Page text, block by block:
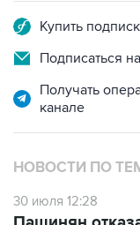
Подписаться
Получать
НОВОСТИ ПО
30 июля 12:28
Армению